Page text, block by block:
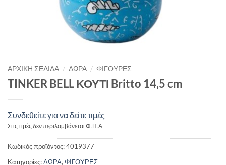
ΑΡΧΙΚΉ ΣΕΛΊΔΑ / ΔΩΡΑ / ΦΙΓΟΥΡΕΣ
TINKER BELL ΚΟΥΤΙ Britto 14,5 cm
Συνδεθείτε για να δείτε τιμές
Στις τιμές δεν περιλαμβάνεται Φ.Π.Α
Κωδικός προϊόντος:4019377
Κατηγορίες:ΔΩΡΑ,ΦΙΓΟΥΡΕΣ